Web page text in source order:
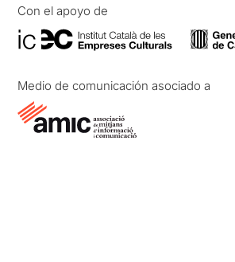
Con el apoyo de
Medio de comunicación asociado a